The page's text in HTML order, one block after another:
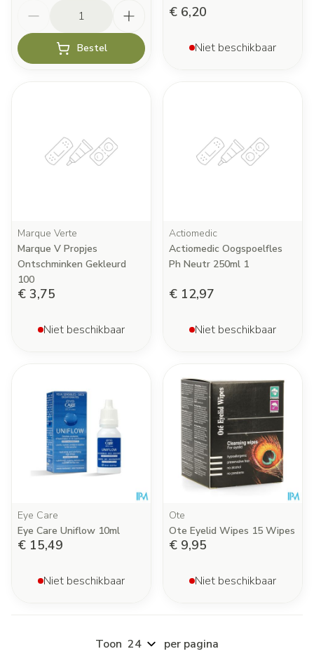
Bestel
€ 6,20
Niet beschikbaar
Marque Verte
Marque V Propjes
Ontschminken Gekleurd
100
€ 3,75
Niet beschikbaar
Actiomedic
Actiomedic Oogspoelfles
Ph Neutr 250ml 1
€ 12,97
Niet beschikbaar
Eye Care
Eye Care Uniflow 10ml
€ 15,49
Niet beschikbaar
Ote
Ote Eyelid Wipes 15 Wipes
€ 9,95
Niet beschikbaar
Toon per pagina